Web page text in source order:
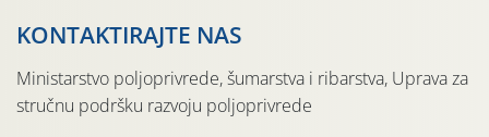
KONTAKTIRAJTE NAS
Ministarstvo poljoprivrede, šumarstva i ribarstva, Uprava za
stručnu podršku razvoju poljoprivrede